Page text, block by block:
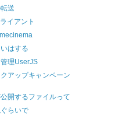
送
イアント
はする
理UserJS
アップキャンペーン
開するファイルって
らいで